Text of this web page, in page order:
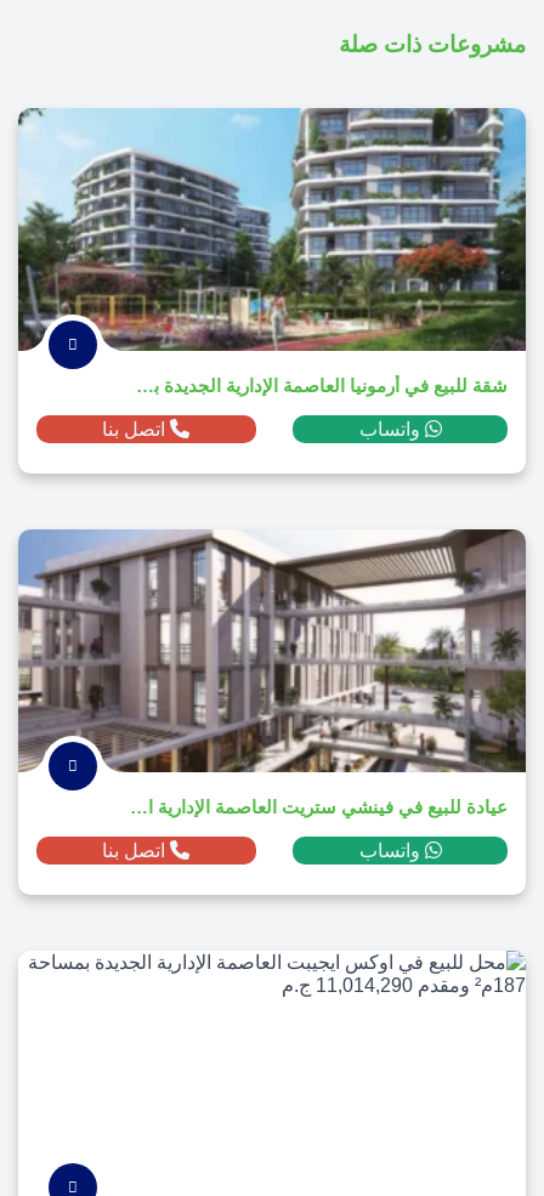
مشروعات ذات صلة
شقة للبيع في أرمونيا العاصمة الإدارية الجديدة بمساحة 206م² ومقدم 479,450 ج.م
واتساب اتصل بنا
عيادة للبيع في فينشي ستريت العاصمة الإدارية الجديدة بمساحة 82م² ومقدم 646,574 ج.م
واتساب اتصل بنا